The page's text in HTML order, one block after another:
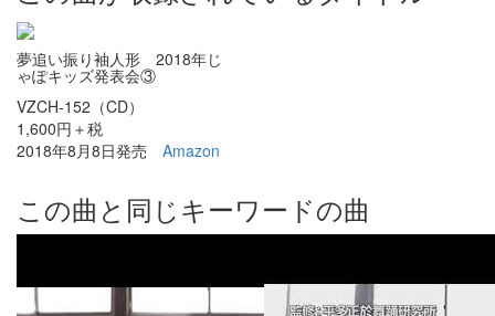
夢追い振り袖人形 2018年じ
ゃぽキッズ発表会③
VZCH-152（CD）
1,600円＋税
2018年8月8日発売 Amazon
この曲と同じキーワードの曲